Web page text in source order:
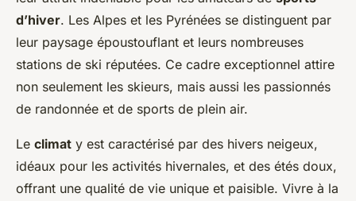
d’hiver. Les Alpes et les Pyrénées se distinguent par
leur paysage époustouflant et leurs nombreuses
stations de ski réputées. Ce cadre exceptionnel attire
non seulement les skieurs, mais aussi les passionnés
de randonnée et de sports de plein air.
Le climat y est caractérisé par des hivers neigeux,
idéaux pour les activités hivernales, et des étés doux,
offrant une qualité de vie unique et paisible. Vivre à la